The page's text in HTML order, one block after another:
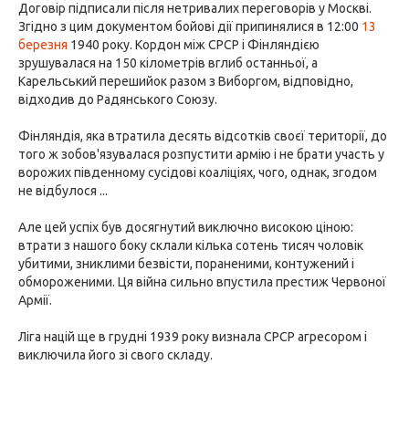
Договір підписали після нетривалих переговорів у Москві.
Згідно з цим документом бойові дії припинялися в 12:00 13
березня 1940 року. Кордон між СРСР і Фінляндією
зрушувалася на 150 кілометрів вглиб останньої, а
Карельський перешийок разом з Виборгом, відповідно,
відходив до Радянського Союзу.
Фінляндія, яка втратила десять відсотків своєї території, до
того ж зобов'язувалася розпустити армію і не брати участь у
ворожих південному сусідові коаліціях, чого, однак, згодом
не відбулося ...
Але цей успіх був досягнутий виключно високою ціною:
втрати з нашого боку склали кілька сотень тисяч чоловік
убитими, зниклими безвісти, пораненими, контужений і
обмороженими. Ця війна сильно впустила престиж Червоної
Армії.
Ліга націй ще в грудні 1939 року визнала СРСР агресором і
виключила його зі свого складу.